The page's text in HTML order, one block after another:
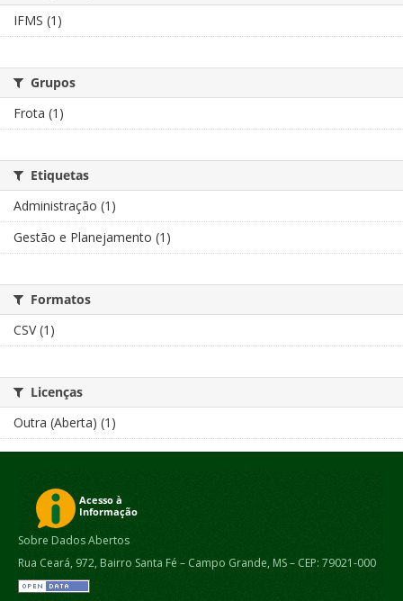
IFMS (1)
Grupos
Frota (1)
Etiquetas
Administração (1)
Gestão e Planejamento (1)
Formatos
CSV (1)
Licenças
Outra (Aberta) (1)
Sobre Dados Abertos
Rua Ceará, 972, Bairro Santa Fé – Campo Grande, MS – CEP: 79021-000